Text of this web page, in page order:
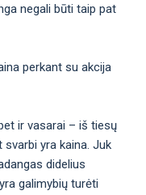
negali būti taip pat
perkant su akcija
ir vasarai – iš tiesų
svarbi yra kaina. Juk
didelius
galimybių turėti